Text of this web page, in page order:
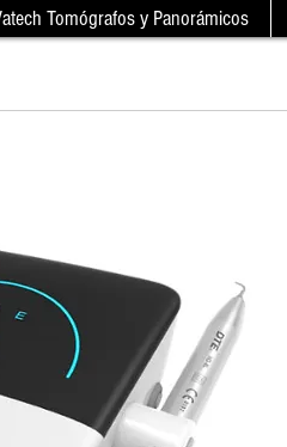
Tomógrafos y Panorámicos